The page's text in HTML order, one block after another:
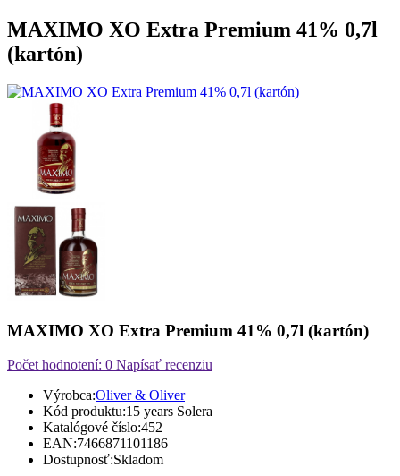
MAXIMO XO Extra Premium 41% 0,7l
(kartón)
MAXIMO XO Extra Premium 41% 0,7l (kartón)
Počet hodnotení: 0 Napísať recenziu
Výrobca:Oliver & Oliver
Kód produktu:15 years Solera
Katalógové číslo:452
EAN:7466871101186
Dostupnosť:Skladom